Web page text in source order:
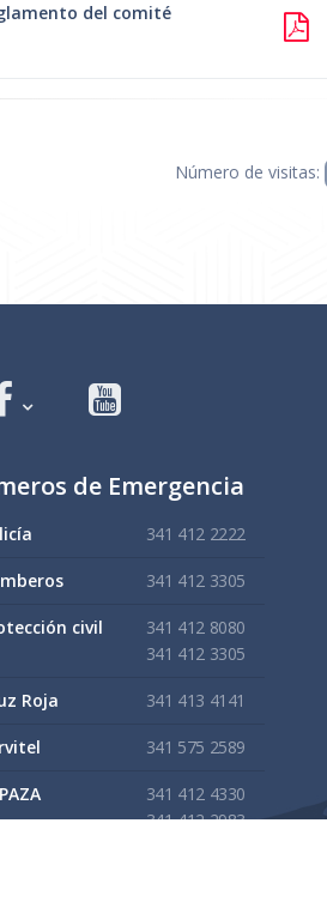
del comité
Número de visitas:
de Emergencia
341 412 2222
341 412 3305
civil
341 412 8080
341 412 3305
Roja 341 413 4141
341 575 2589
341 412 4330
341 412 2983